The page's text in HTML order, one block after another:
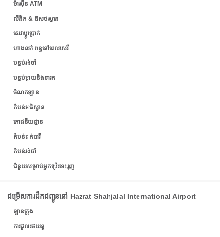
ម៉ាស៊ីន ATM
លីនិក & ឱសថស្ថាន
សេវាប្តូរប្រាក់
ហាងលក់ពន្ធនៅពេលសេរី
បន្ទប់រង់ចាំ
បន្ទប់ម្តាយនិងទារក
ចំណតឡាន
តំបន់អធិស្ឋាន
ភោជនីយដ្ឋាន
តំបន់ជក់បារី
តំបន់រង់ចាំ
ជំនួយសម្រាប់អ្នកប្រើរទេះរុញ
ជម្រើសការដឹកជញ្ជូននៅ Hazrat Shahjalal International Airport
ឡានក្រុង
ការជួលរថយន្ត